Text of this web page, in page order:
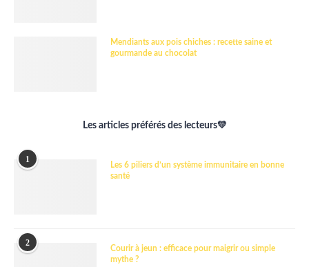
Mendiants aux pois chiches : recette saine et
gourmande au chocolat
Les articles préférés des lecteurs💛
1
Les 6 piliers d’un système immunitaire en bonne
santé
2
Courir à jeun : efficace pour maigrir ou simple
mythe ?